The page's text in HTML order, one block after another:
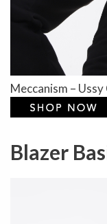
Meccanism –
Blazer